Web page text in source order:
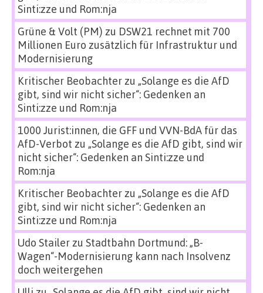
Sinti:zze und Rom:nja
Grüne & Volt (PM) zu DSW21 rechnet mit 700
Millionen Euro zusätzlich für Infrastruktur und
Modernisierung
Kritischer Beobachterzu „Solange es die AfD
gibt, sind wir nicht sicher“: Gedenken an
Sinti:zze und Rom:nja
1000 Jurist:innen, die GFF und VVN-BdA für das
AfD-Verbot zu „Solange es die AfD gibt, sind wir
nicht sicher“: Gedenken an Sinti:zze und
Rom:nja
Kritischer Beobachterzu „Solange es die AfD
gibt, sind wir nicht sicher“: Gedenken an
Sinti:zze und Rom:nja
Udo Stailerzu Stadtbahn Dortmund: „B-
Wagen“-Modernisierung kann nach Insolvenz
doch weitergehen